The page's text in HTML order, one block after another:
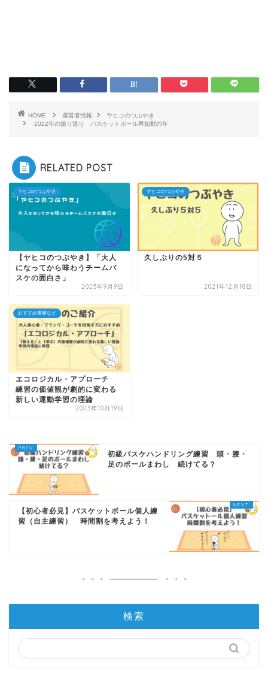
HOME 運営者情報
ヤヒコのつぶやき
2022年の振り返り バスケットボール再始動の年
RELATED POST
ヤヒコのつぶやき
【ヤヒコのつぶやき】「大人
になってから味わうチームバ
スケの面白さ」
2025年9月9日
ヤヒコのつぶやき
久しぶりの5対５
2021年12月18日
おすすめ書籍など
エコロジカル・アプローチ
練習の価値観が劇的に変わる
新しい運動学習の理論
2023年10月19日
初級バスケハンドリング練習 頭・腰・
足のボールまわし 続けてる？
【初心者必見】バスケットボール個人練
習（自主練習） 時間割を考えよう！
検索